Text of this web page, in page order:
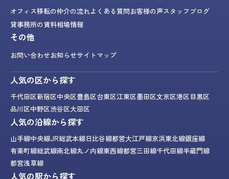
オフィス移転の仲介の流れよくある質問お客様の声スタッフブログ
貸事務所の賃料相場情報
その他
お問い合わせお知らせサイトマップ
人気の区から探す
千代田区新宿区中央区豊島区台東区江東区墨田区文京区港区目黒区
品川区中野区渋谷区大田区
人気の沿線から探す
山手線中央線JR総武本線日比谷線都営大江戸線京浜東北線銀座線
有楽町線総武線南北線丸ノ内線東西線都営三田線千代田線半蔵門線
都営浅草線
人気の駅から探す